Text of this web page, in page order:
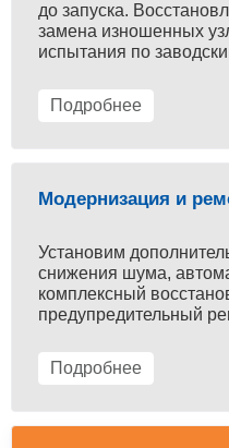
до запуска.
замена изношенных
испытания по
Подробнее
Модернизация и
Установим
снижения шума,
комплексный
предупредительный
Подробнее